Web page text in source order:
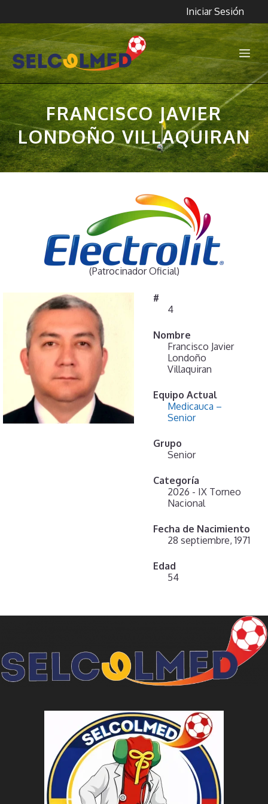
contenido
Iniciar Sesión
FRANCISCO JAVIER
LONDOÑO VILLAQUIRAN
(Patrocinador Oficial)
#
4
Nombre
Francisco Javier
Londoño
Villaquiran
Equipo Actual
Medicauca –
Senior
Grupo
Senior
Categoría
2026 - IX Torneo
Nacional
Fecha de Nacimiento
28 septiembre, 1971
Edad
54